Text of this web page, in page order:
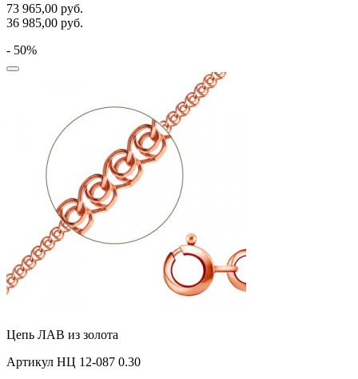
73 965,00 руб.
36 985,00 руб.
- 50%
Цепь ЛАВ из золота
Артикул НЦ 12-087 0.30